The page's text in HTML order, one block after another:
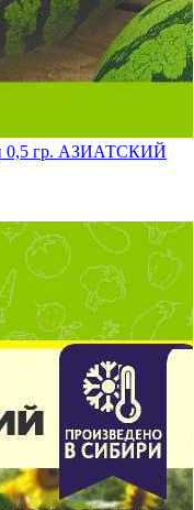
0,5 гр. АЗИАТСКИЙ